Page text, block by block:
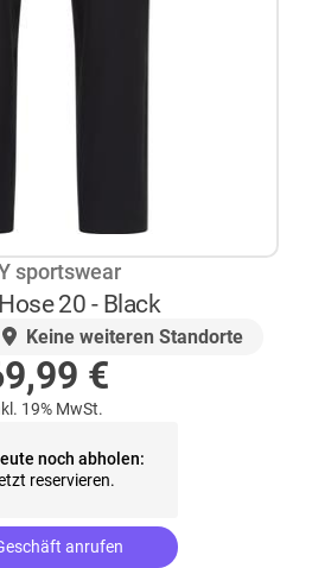
sportswear
20 - Black
Keine weiteren Standorte
€
19% MwSt.
noch abholen:
reservieren.
anrufen